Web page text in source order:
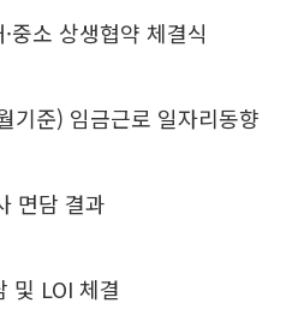
소 상생협약 체결식
준) 임금근로 일자리동향
면담 결과
및 LOI 체결